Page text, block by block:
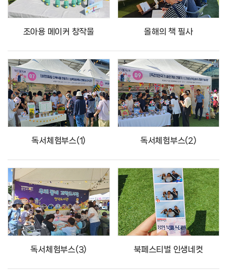
조아용 메이커 창작물 올해의 책 필사
독서체험부스(1) 독서체험부스(2)
독서체험부스(3) 북페스티벌 인생네컷